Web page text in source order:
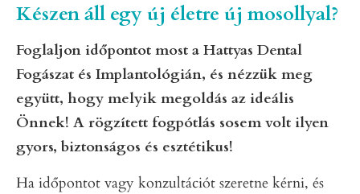
Készen áll egy új életre új mosollyal?
Foglaljon időpontot most a Hattyas Dental
Fogászat és Implantológián, és nézzük meg
együtt, hogy melyik megoldás az ideális
Önnek! A rögzített fogpótlás sosem volt ilyen
gyors, biztonságos és esztétikus!
Ha időpontot vagy konzultációt szeretne kérni, és